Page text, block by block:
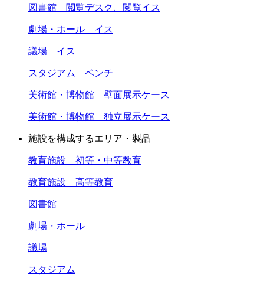
図書館 閲覧デスク、閲覧イス
劇場・ホール イス
議場 イス
スタジアム ベンチ
美術館・博物館 壁面展示ケース
美術館・博物館 独立展示ケース
施設を構成するエリア・製品
教育施設 初等・中等教育
教育施設 高等教育
図書館
劇場・ホール
議場
スタジアム